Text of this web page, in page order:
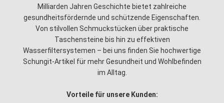
Milliarden Jahren Geschichte bietet zahlreiche
gesundheitsfördernde und schützende Eigenschaften.
Von stilvollen Schmuckstücken über praktische
Taschensteine bis hin zu effektiven
Wasserfiltersystemen – bei uns finden Sie hochwertige
Schungit-Artikel für mehr Gesundheit und Wohlbefinden
im Alltag.
Vorteile für unsere Kunden: